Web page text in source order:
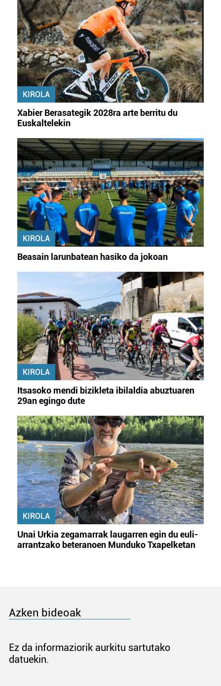
KIROLA
Xabier Berasategik 2028ra arte berritu du
Euskaltelekin
KIROLA
Beasain larunbatean hasiko da jokoan
KIROLA
Itsasoko mendi bizikleta ibilaldia abuztuaren
29an egingo dute
KIROLA
Unai Urkia zegamarrak laugarren egin du euli-
arrantzako beteranoen Munduko Txapelketan
Azken bideoak
Ez da informaziorik aurkitu sartutako
datuekin.